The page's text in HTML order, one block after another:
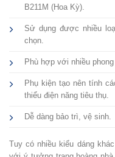
B211M (Hoa Kỳ).
Sử dụng được nhiều
chọn.
Phù hợp với nhiều
Phụ kiện tạo nên tính
thiểu điện năng tiêu thụ.
Dễ dàng bảo trì, vệ sinh.
Tuy có nhiều kiểu dáng